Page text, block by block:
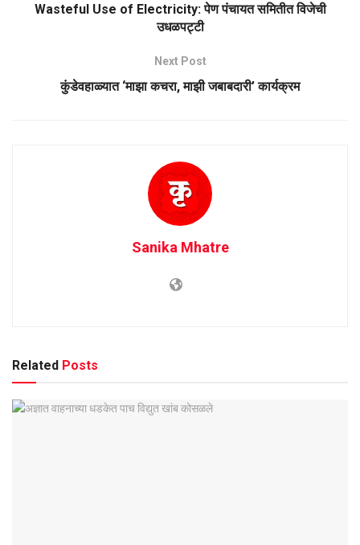
Wasteful Use of Electricity: पेण पंचायत समितीत विजेची
उधळपट्टी
Next Post
कुंडेवहाळ्यात ‘माझा कचरा, माझी जबाबदारी’ कार्यक्रम
Sanika Mhatre
Related Posts